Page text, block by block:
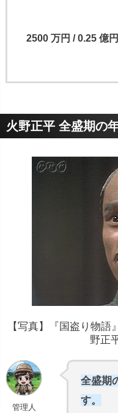
2500 万円 / 0.25 億円
火野正平 全盛期の
【写真】『国盗り物
野正
管理人
全盛期
す。